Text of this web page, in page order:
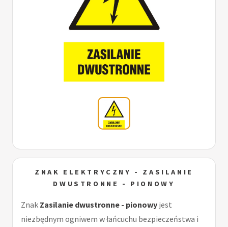
ZNAK ELEKTRYCZNY - ZASILANIE
DWUSTRONNE - PIONOWY
Znak Zasilanie dwustronne - pionowy jest
niezbędnym ogniwem w łańcuchu bezpieczeństwa i